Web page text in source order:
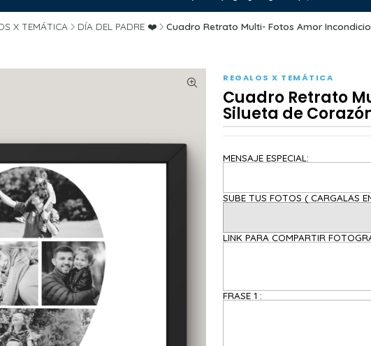
X TEMÁTICA DÍA DEL PADRE ❤️ Cuadro Retrato Multi- Fotos Amor
REGALOS X TEMÁTICA
Cuadro Retrato
Silueta de
MENSAJE ESPECIAL:
SUBE TUS FOTOS (
LINK PARA COMPARTIR
FRASE 1 :